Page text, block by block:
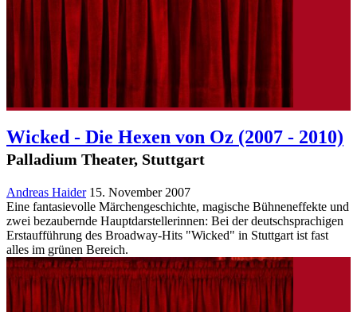
Wicked - Die Hexen von Oz (2007 - 2010)
Palladium Theater, Stuttgart
Andreas Haider 15. November 2007
Eine fantasievolle Märchengeschichte, magische Bühneneffekte und
zwei bezaubernde Hauptdarstellerinnen: Bei der deutschsprachigen
Erstaufführung des Broadway-Hits "Wicked" in Stuttgart ist fast
alles im grünen Bereich.